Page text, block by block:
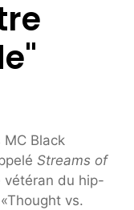
Black
Streams of
vétéran du hip-
vs.